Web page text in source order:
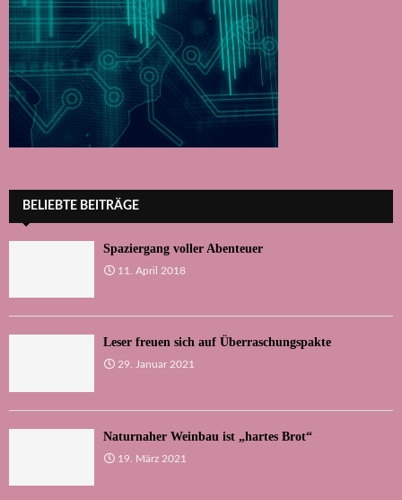
BELIEBTE BEITRÄGE
Spaziergang voller Abenteuer
11. April 2018
Leser freuen sich auf Überraschungspakte
29. Januar 2021
Naturnaher Weinbau ist „hartes Brot“
19. März 2021